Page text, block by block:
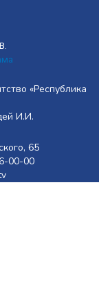
«Республика
И.И.
65
00-00